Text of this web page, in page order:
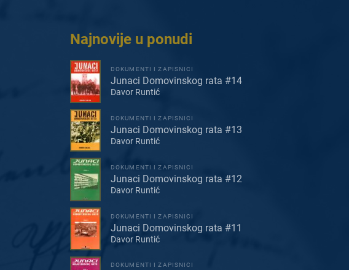
Najnovije u ponudi
DOKUMENTI I ZAPISNICI
Junaci Domovinskog rata #14
Davor Runtić
DOKUMENTI I ZAPISNICI
Junaci Domovinskog rata #13
Davor Runtić
DOKUMENTI I ZAPISNICI
Junaci Domovinskog rata #12
Davor Runtić
DOKUMENTI I ZAPISNICI
Junaci Domovinskog rata #11
Davor Runtić
DOKUMENTI I ZAPISNICI